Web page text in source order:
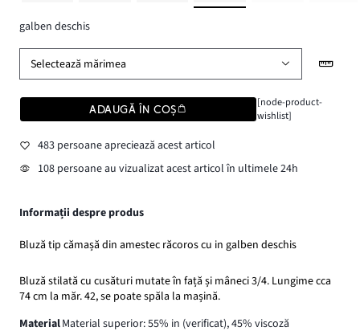
galben deschis
Selectează mărimea
ADAUGĂ ÎN COȘ
[node-product-
wishlist]
483 persoane apreciează acest articol
108 persoane au vizualizat acest articol în ultimele 24h
Informații despre produs
Bluză tip cămașă din amestec răcoros cu in galben deschis
Bluză stilată cu cusături mutate în față și mâneci 3/4. Lungime cca
74 cm la măr. 42, se poate spăla la mașină.
MaterialMaterial superior: 55% in (verificat), 45% viscoză